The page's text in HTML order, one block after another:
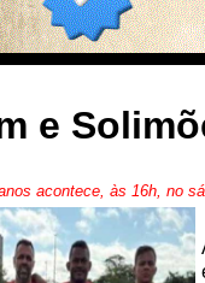
e
acontece, às 16h, no